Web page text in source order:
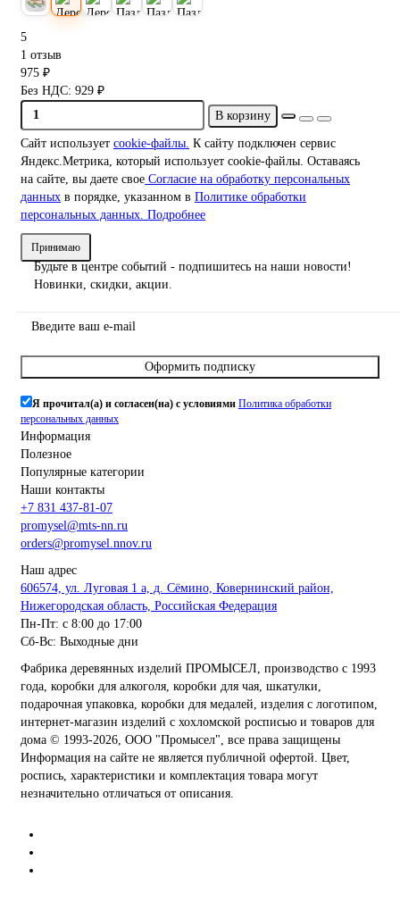
5
1 отзыв
975 ₽
Без НДС: 929 ₽
В корзину
Сайт использует cookie-файлы. К cайту подключен сервис
Яндекс.Метрика, который использует cookie-файлы. Оставаясь
на сайте, вы даете свое Согласие на обработку персональных
данных в порядке, указанном в Политике обработки
персональных данных. Подробнее
Принимаю
Будьте в центре событий - подпишитесь на наши новости!
Новинки, скидки, акции.
Оформить подписку
Я прочитал(а) и согласен(на) с условиями Политика обработки
персональных данных
Информация
Полезное
Популярные категории
Наши контакты
+7 831 437-81-07
promysel@mts-nn.ru
orders@promysel.nnov.ru
Наш адрес
606574, ул. Луговая 1 а, д. Сёмино, Ковернинский район,
Нижегородская область, Российская Федерация
Пн-Пт: с 8:00 до 17:00
Сб-Вс: Выходные дни
Фабрика деревянных изделий ПРОМЫСЕЛ, производство с 1993
года, коробки для алкоголя, коробки для чая, шкатулки,
подарочная упаковка, коробки для медалей, изделия с логотипом,
интернет-магазин изделий с хохломской росписью и товаров для
дома © 1993-2026, ООО "Промысел", все права защищены
Информация на сайте не является публичной офертой. Цвет,
роспись, характеристики и комплектация товара могут
незначительно отличаться от описания.